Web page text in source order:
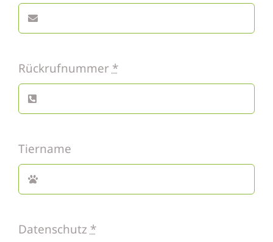
Rückrufnummer *
Tiername
Datenschutz*